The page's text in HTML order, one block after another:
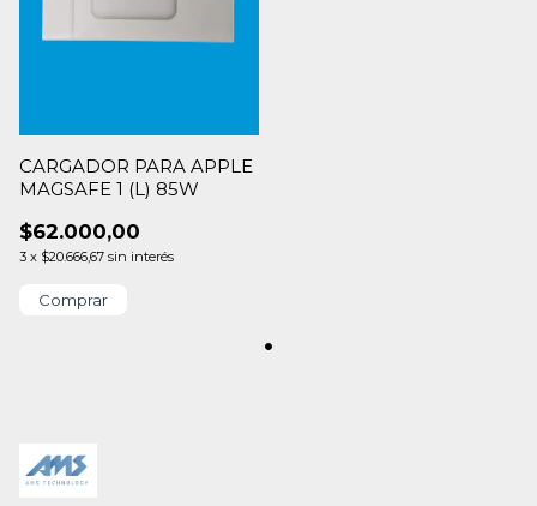
CARGADOR PARA APPLE
MAGSAFE 1 (L) 85W
$62.000,00
3 x $20.666,67 sin interés